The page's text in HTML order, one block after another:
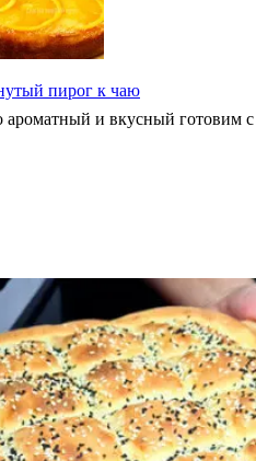
пирог к чаю
ароматный и вкусный готовим с